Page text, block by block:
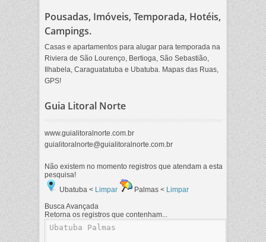
Pousadas, Imóveis, Temporada, Hotéis,
Campings.
Casas e apartamentos para alugar para temporada na
Riviera de São Lourenço, Bertioga, São Sebastião,
Ilhabela, Caraguatatuba e Ubatuba. Mapas das Ruas,
GPS!
Guia Litoral Norte
www.guialitoralnorte.com.br
guialitoralnorte@guialitoralnorte.com.br
Não existem no momento registros que atendam a esta
pesquisa!
Ubatuba < Limpar Palmas < Limpar
Busca Avançada
Retorna os registros que contenham...